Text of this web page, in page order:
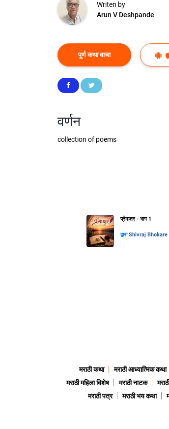
Writen by
Arun V Deshpande
पूर्ण कथा वाचा
वर्णन
collection of poems
प्रेमाक्षर - भाग 1
द्वाराShivraj Bhokare
मराठी कथा मराठी आध्यात्मिक कथा
मराठी महिला विशेष
मराठी नाटक
मराठी पत्र
मराठी भय कथा